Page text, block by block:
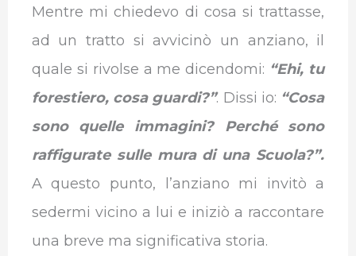
Mentre mi chiedevo di cosa si trattasse,
ad un tratto si avvicinò un anziano, il
quale si rivolse a me dicendomi: “Ehi, tu
forestiero, cosa guardi?”. Dissi io: “Cosa
sono quelle immagini? Perché sono
raffigurate sulle mura di una Scuola?”.
A questo punto, l’anziano mi invitò a
sedermi vicino a lui e iniziò a raccontare
una breve ma significativa storia.